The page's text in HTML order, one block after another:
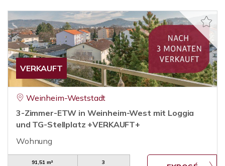
VERKAUFT
Weinheim-Weststadt
3-Zimmer-ETW in Weinheim-West mit Loggia
und TG-Stellplatz +VERKAUFT+
Wohnung
91,51 m²
3